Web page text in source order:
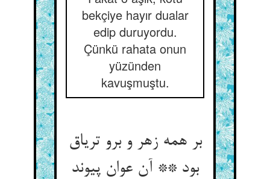
bekçiye hayır dualar
edip duruyordu.
Çünkü rahata onun
yüzünden
kavuşmuştu.
بر همه زهر و برو تریاق
بود ** آن عوان پیوند